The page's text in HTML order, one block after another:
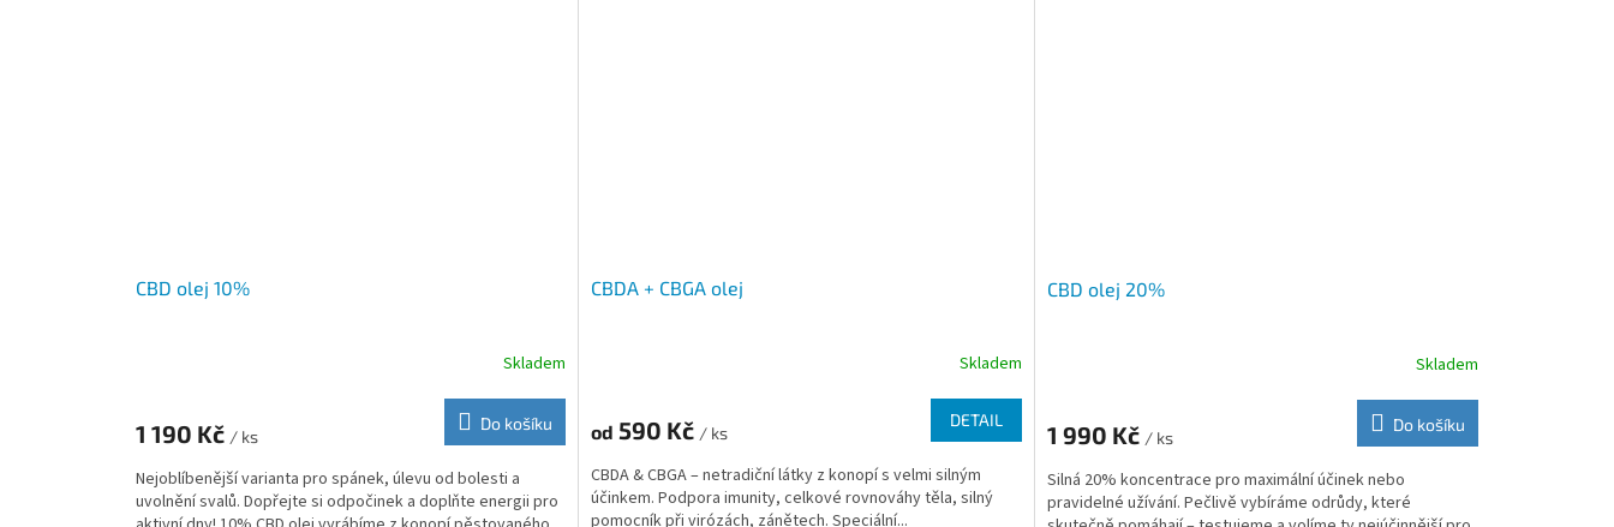
CBD olej 10%
je
z
5
Skladem
1 190 Kč / ks
Do košíku
Nejoblíbenější varianta pro spánek, úlevu od bolesti a
uvolnění svalů. Dopřejte si odpočinek a doplňte energii pro
CBDA + CBGA olej
je
z
5
Skladem
od 590 Kč / ks
DETAIL
CBDA & CBGA – netradiční látky z konopí s velmi silným
účinkem. Podpora imunity, celkové rovnováhy těla, silný
pomocník při virózách, zánětech. Speciální...
CBD olej 20%
je
z
5
Skladem
1 990 Kč / ks
Do košíku
Silná 20% koncentrace pro maximální účinek nebo
pravidelné užívání. Pečlivě vybíráme odrůdy, které